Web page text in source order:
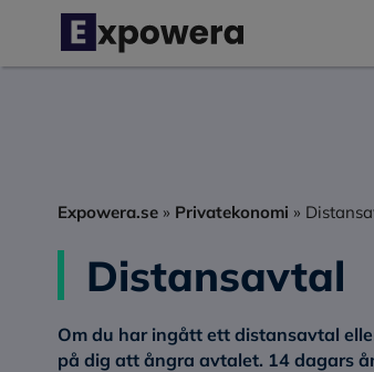
innehåll
Expowera.se » Privatekonomi »
Distansavtal
Om du har ingått ett distansavtal
på dig att ångra avtalet. 14 dagars